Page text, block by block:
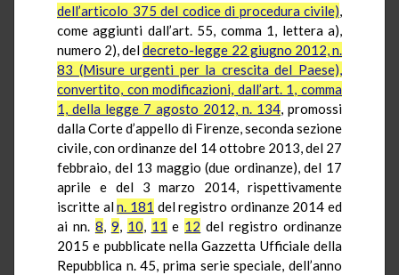
dell’articolo 375 del codice di procedura civile),
come aggiunti dall’art. 55, comma 1, lettera a),
numero 2), deldecreto-legge 22 giugno 2012, n.
83 (Misure urgenti per la crescita del Paese),
convertito, con modificazioni, dall’art. 1, comma
1, della legge 7 agosto 2012, n. 134, promossi
dalla Corte d’appello di Firenze, seconda sezione
civile, con ordinanze del 14 ottobre 2013, del 27
febbraio, del 13 maggio (due ordinanze), del 17
aprile e del 3 marzo 2014, rispettivamente
iscritte aln. 181 del registro ordinanze 2014 ed
ai nn. 8, 9, 10, 11 e 12 del registro ordinanze
2015 e pubblicate nella Gazzetta Ufficiale della
Repubblica n. 45, prima serie speciale, dell’anno